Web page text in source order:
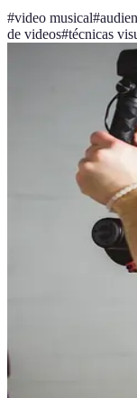
#video musical#
de videos#técnicas